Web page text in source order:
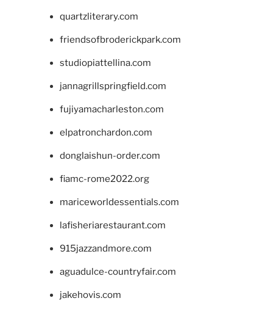
quartzliterary.com
friendsofbroderickpark.com
studiopiattellina.com
jannagrillspringfield.com
fujiyamacharleston.com
elpatronchardon.com
donglaishun-order.com
fiamc-rome2022.org
mariceworldessentials.com
lafisheriarestaurant.com
915jazzandmore.com
aguadulce-countryfair.com
jakehovis.com